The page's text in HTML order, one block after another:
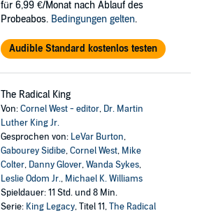
für 6,99 €/Monat nach Ablauf des
Probeabos. Bedingungen gelten.
Audible Standard kostenlos testen
The Radical King
Von:Cornel West - editor, Dr. Martin
Luther King Jr.
Gesprochen von: LeVar Burton,
Gabourey Sidibe,Cornel West, Mike
Colter, Danny Glover,Wanda Sykes,
Leslie Odom Jr., Michael K. Williams
Spieldauer: 11 Std. und 8 Min.
Serie: King Legacy, Titel 11,The Radical